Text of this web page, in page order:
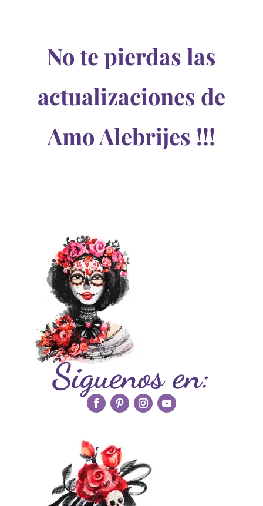
No te pierdas las
actualizaciones de
Amo Alebrijes !!!
Siguenos en: